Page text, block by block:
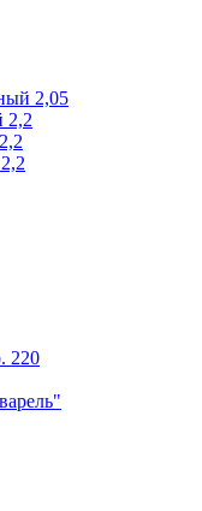
2,05
2,2
220